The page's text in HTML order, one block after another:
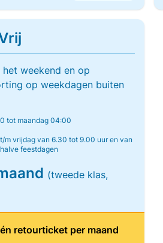
weekend en op
op weekdagen buiten
tot maandag 04:00
m vrijdag van 6.30 tot 9.00 uur en van
feestdagen
(tweede klas,
retourticket per maand